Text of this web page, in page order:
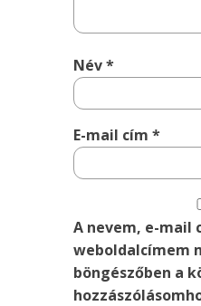
Név*
E-mail cím*
A nevem, e-mail
weboldalcímem
böngészőben a